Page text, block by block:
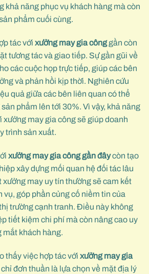
khả năng phục vụ khách hàng mà còn
phẩm cuối cùng.
tác với xưởng may gia cônggần còn
tương tác và giao tiếp. Sự gần gũi về
các cuộc họp trực tiếp, giúp các bên
và phản hồi kịp thời. Nghiên cứu
quả giữa các bên liên quan có thể
phẩm lên tới 30%. Vì vậy, khả năng
xưởng may gia công sẽ giúp doanh
trình sản xuất.
xưởng may gia công gần đâycòn tạo
xây dựng mối quan hệ đối tác lâu
xưởng may uy tín thường sẽ cam kết
vụ, góp phần củng cố niềm tin của
trường cạnh tranh. Điều này không
tiết kiệm chi phí mà còn nâng cao uy
mắt khách hàng.
thấy việc hợp tác với xưởng may gia
đơn thuần là lựa chọn về mặt địa lý